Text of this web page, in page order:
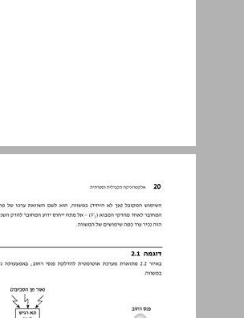
2.2.1 תכונות המשווה האידיאלי ... 21